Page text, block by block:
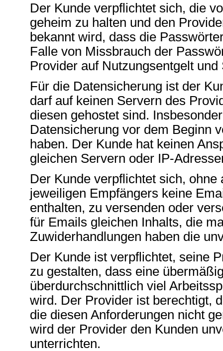
Der Kunde verpflichtet sich, die
geheim zu halten und den
bekannt wird, dass die
Falle von Missbrauch der
Provider auf Nutzungsentgelt
Für die Datensicherung ist der
darf auf keinen Servern des
diesen gehostet sind.
Datensicherung vor dem Beginn
haben. Der Kunde hat keinen
gleichen Servern oder IP-
Der Kunde verpflichtet sich,
jeweiligen Empfängers keine
enthalten, zu versenden oder
für Emails gleichen Inhalts, die
Zuwiderhandlungen haben die
Der Kunde ist verpflichtet, seine
zu gestalten, dass eine
überdurchschnittlich viel
wird. Der Provider ist berechtigt,
die diesen Anforderungen nicht
wird der Provider den Kunden
unterrichten.